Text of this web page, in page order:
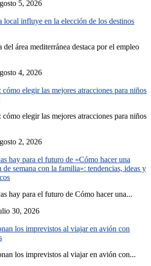
5, 2026
local influye en la elección de los destinos
del área mediterránea destaca por el empleo
4, 2026
elegir las mejores atracciones para niños
elegir las mejores atracciones para niños
2, 2026
hay para el futuro de «Cómo hacer una
de semana con la familia»: tendencias, ideas y
hay para el futuro de Cómo hacer una...
30, 2026
los imprevistos al viajar en avión con
los imprevistos al viajar en avión con...